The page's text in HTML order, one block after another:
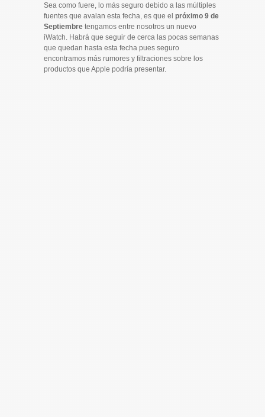
Sea como fuere, lo más seguro debido a las múltiples
fuentes que avalan esta fecha, es que el próximo 9 de
Septiembre tengamos entre nosotros un nuevo
iWatch. Habrá que seguir de cerca las pocas semanas
que quedan hasta esta fecha pues seguro
encontramos más rumores y filtraciones sobre los
productos que Apple podría presentar.